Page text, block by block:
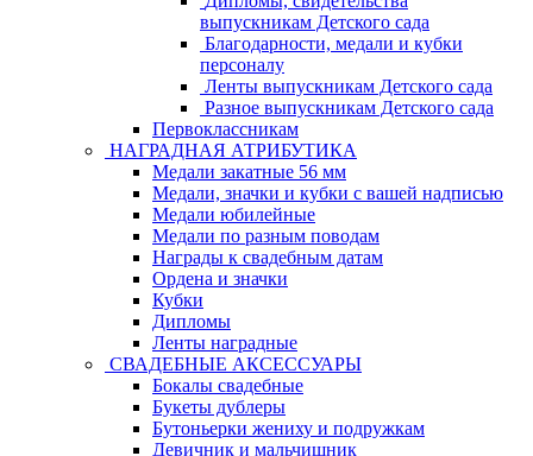
выпускникам Детского сада
Благодарности, медали и кубки
персоналу
Ленты выпускникам Детского сада
Разное выпускникам Детского сада
Первоклассникам
НАГРАДНАЯ АТРИБУТИКА
Медали закатные 56 мм
Медали, значки и кубки с вашей надписью
Медали юбилейные
Медали по разным поводам
Награды к свадебным датам
Ордена и значки
Кубки
Дипломы
Ленты наградные
СВАДЕБНЫЕ АКСЕССУАРЫ
Бокалы свадебные
Букеты дублеры
Бутоньерки жениху и подружкам
Девичник и мальчишник